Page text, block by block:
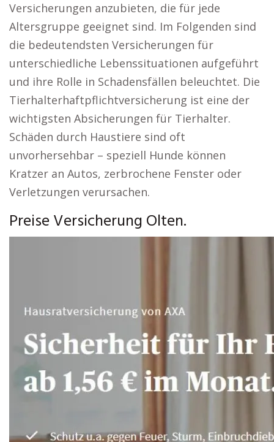
Versicherungen anzubieten, die für jede
Altersgruppe geeignet sind. Im Folgenden sind
die bedeutendsten Versicherungen für
unterschiedliche Lebenssituationen aufgeführt
und ihre Rolle in Schadensfällen beleuchtet. Die
Tierhalterhaftpflichtversicherung ist eine der
wichtigsten Absicherungen für Tierhalter.
Schäden durch Haustiere sind oft
unvorhersehbar – speziell Hunde können
Kratzer an Autos, zerbrochene Fenster oder
Verletzungen verursachen.
Preise Versicherung Olten.